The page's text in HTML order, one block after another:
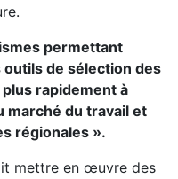
permettant
outils de sélection des
rapidement à
marché du travail et
régionales ».
mettre en œuvre des